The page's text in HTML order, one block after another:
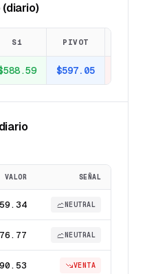
(diario)
S1 PIVOT
$597.05
VALOR SEÑAL
59.34 NEUTRAL
76.77 NEUTRAL
90.53 VENTA